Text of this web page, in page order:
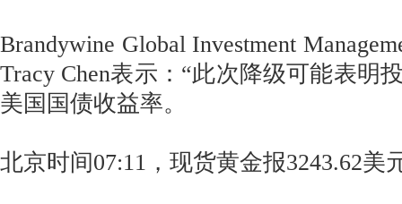
Brandywine Global Investment
Tracy Chen表示：“此次降级可能表明
美国国债收益率。
北京时间07:11，现货黄金报3243.62美